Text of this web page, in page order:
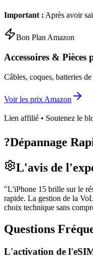
Important : Après avoir
Bon Plan Amazon
Accessoires & Pièces
Câbles, coques, batteries
Voir les prix Amazon
Lien affilié • Soutenez le
?Dépannage
L'avis de
"L'iPhone 15 brille sur le
rapide. La gestion de la
choix technique sans
Questions
L'activation de